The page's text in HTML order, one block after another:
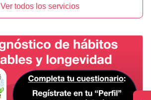
de la Rodilla
Ver todos los servicios